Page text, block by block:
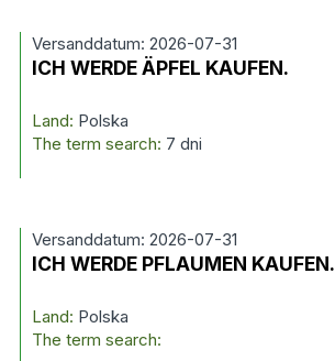
Versanddatum: 2026-07-31
ICH WERDE ÄPFEL KAUFEN.
Land: Polska
The term search: 7 dni
Versanddatum: 2026-07-31
ICH WERDE PFLAUMEN KAUFEN.
Land: Polska
The term search: